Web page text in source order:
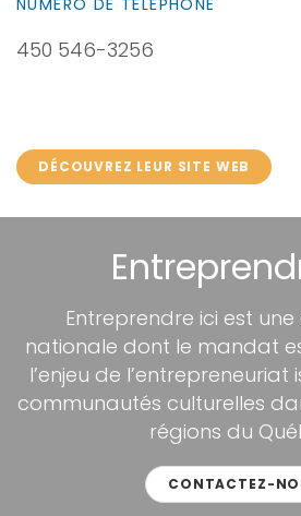
NUMÉRO DE TÉLÉPHONE
450 546-3256
DÉCOUVREZ LEUR SITE WEB
Entreprendre ici est
nationale dont le mandat
l’enjeu de l’entrepreneuriat
communautés culturelles
régions du
CONTACTEZ-